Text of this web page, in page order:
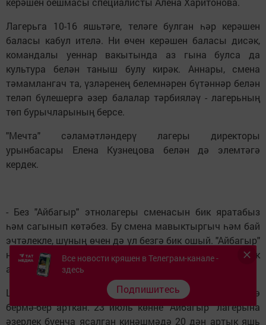
Лагерьга 10-16 яшьтәге, теләге булган һәр керәшен
баласы кабул ителә. Ни өчен керәшен баласы дисәк,
командалы уеннар вакытында аз гына булса да
культура белән таныш булу кирәк. Аннары, смена
тәмамлангач та, үзләренең белемнәрен бүтәннәр белән
теләп бүлешергә әзер балалар тәрбияләү - лагерьның
төп бурычларының берсе.
"Мечта" сәламәтләндерү лагеры директоры
урынбасары Елена Кузнецова белән дә элемтәгә
кердек.
- Без "Айбагыр" этнолагеры сменасын бик яратабыз
һәм сагынып көтәбез. Бу смена мавыктыргыч һәм бай
эчтәлекле, шуның өчен дә ул безгә бик ошый. "Айбагыр"
ны барысына да мактап торабыз, алардан үрнәк
алырга чакырабыз, - диде Елена Николаевна.
Шулай ук быел вожатый булып барырга теләүчеләр дә
бермә-бер арткан. 23 июль көнне "Айбагыр" лагерына
әзерлек буенча ясалган киңәшмәдә 20 дән артык яшь
Все новости кряшен в Телеграм-канале -
здесь
Подпишитесь